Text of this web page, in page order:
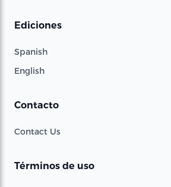
Ediciones
Spanish
English
Contacto
Contact Us
Términos de uso